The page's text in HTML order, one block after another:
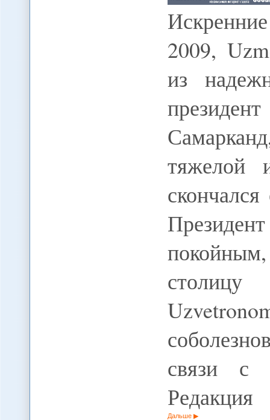
2009,
из
тяжелой
связи с
Редакция
Дальше